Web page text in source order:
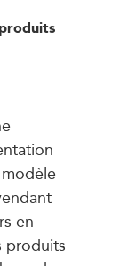
en
produits